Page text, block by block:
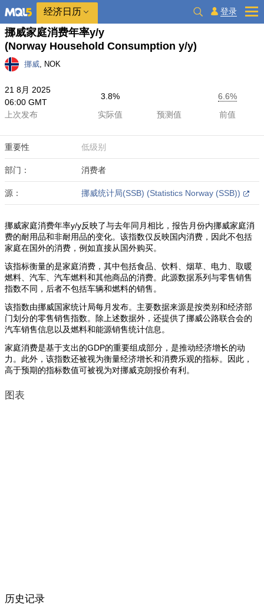
经济日历 登录
挪威家庭消费年率y/y
(Norway Household Consumption y/y)
挪威, NOK
21 8月 2025
06:00 GMT
3.8%
6.6%
上次发布
实际值 预测值 前值
重要性 低级别
部门： 消费者
源： 挪威统计局(SSB) (Statistics Norway (SSB))
挪威家庭消费年率y/y反映了与去年同月相比，报告月份内挪威家庭消
费的耐用品和非耐用品的变化。该指数仅反映国内消费，因此不包括
家庭在国外的消费，例如直接从国外购买。
该指标衡量的是家庭消费，其中包括食品、饮料、烟草、电力、取暖
燃料、汽车、汽车燃料和其他商品的消费。此源数据系列与零售销售
指数不同，后者不包括车辆和燃料的销售。
该指数由挪威国家统计局每月发布。主要数据来源是按类别和经济部
门划分的零售销售指数。除上述数据外，还提供了挪威公路联合会的
汽车销售信息以及燃料和能源销售统计信息。
家庭消费是基于支出的GDP的重要组成部分，是推动经济增长的动
力。此外，该指数还被视为衡量经济增长和消费乐观的指标。因此，
高于预期的指标数值可被视为对挪威克朗报价有利。
图表
历史记录